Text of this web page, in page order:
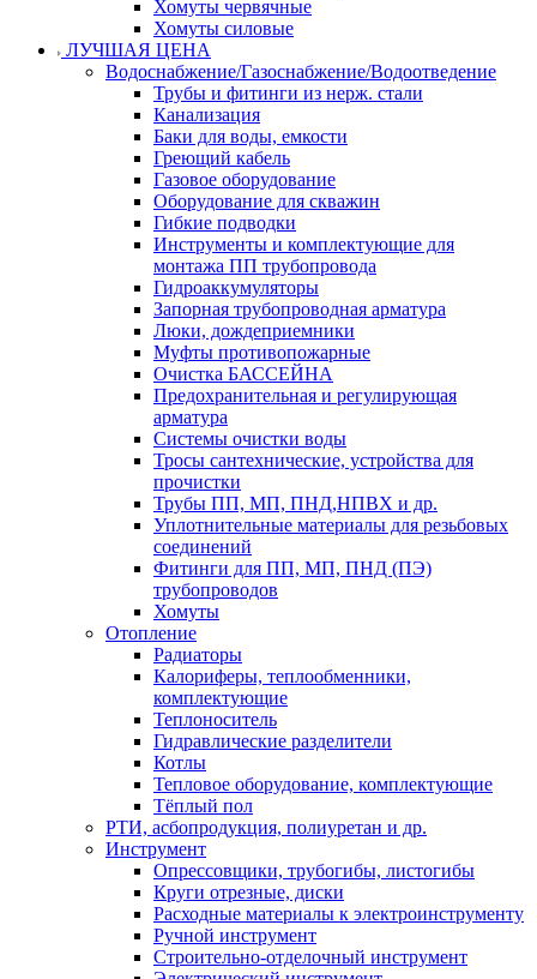
Хомуты червячные
Хомуты силовые
ЛУЧШАЯ ЦЕНА
Водоснабжение/Газоснабжение/Водоотведение
Трубы и фитинги из нерж. стали
Канализация
Баки для воды, емкости
Греющий кабель
Газовое оборудование
Оборудование для скважин
Гибкие подводки
Инструменты и комплектующие для
монтажа ПП трубопровода
Гидроаккумуляторы
Запорная трубопроводная арматура
Люки, дождеприемники
Муфты противопожарные
Очистка БАССЕЙНА
Предохранительная и регулирующая
арматура
Системы очистки воды
Тросы сантехнические, устройства для
прочистки
Трубы ПП, МП, ПНД,НПВХ и др.
Уплотнительные материалы для резьбовых
соединений
Фитинги для ПП, МП, ПНД (ПЭ)
трубопроводов
Хомуты
Отопление
Радиаторы
Калориферы, теплообменники,
комплектующие
Теплоноситель
Гидравлические разделители
Котлы
Тепловое оборудование, комплектующие
Тёплый пол
РТИ, асбопродукция, полиуретан и др.
Инструмент
Опрессовщики, трубогибы, листогибы
Круги отрезные, диски
Расходные материалы к электроинструменту
Ручной инструмент
Строительно-отделочный инструмент